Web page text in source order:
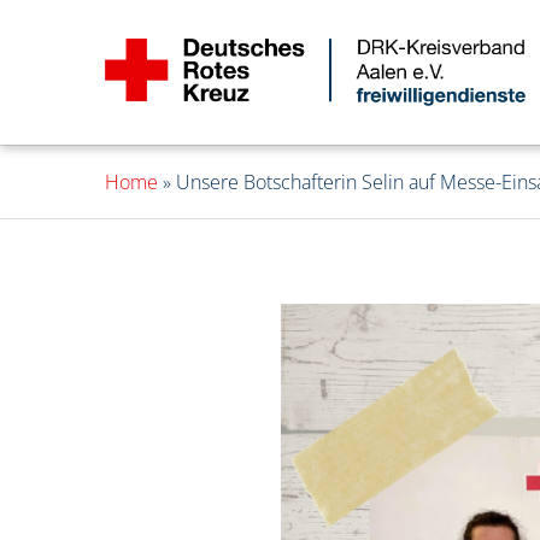
Home » Unsere Botschafterin Selin auf Messe-